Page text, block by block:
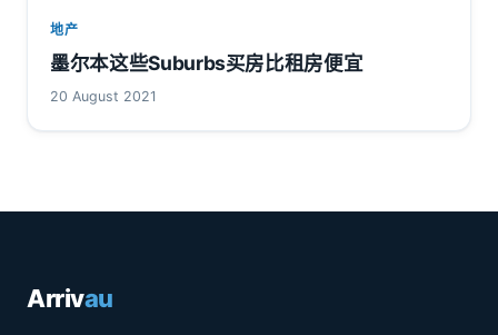
地产
墨尔本这些Suburbs买房比租房便宜
20 August 2021
Arrivau